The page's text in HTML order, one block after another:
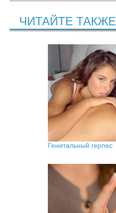
ЧИТАЙТЕ ТАКЖЕ
Генитальный герпес